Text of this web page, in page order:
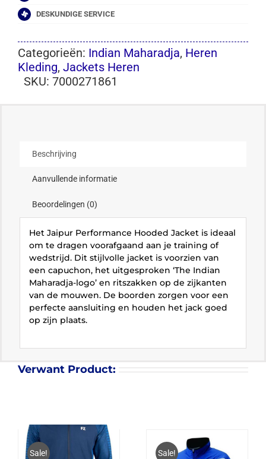
DESKUNDIGE SERVICE
Categorieën: Indian Maharadja, Heren
Kleding, Jackets Heren
SKU: 7000271861
Beschrijving
Aanvullende informatie
Beoordelingen (0)
Het Jaipur Performance Hooded Jacket is ideaal
om te dragen voorafgaand aan je training of
wedstrijd. Dit stijlvolle jacket is voorzien van
een capuchon, het uitgesproken ‘The Indian
Maharadja-logo’ en ritszakken op de zijkanten
van de mouwen. De boorden zorgen voor een
perfecte aansluiting en houden het jack goed
op zijn plaats.
Verwant Product:
Sale! Sale!